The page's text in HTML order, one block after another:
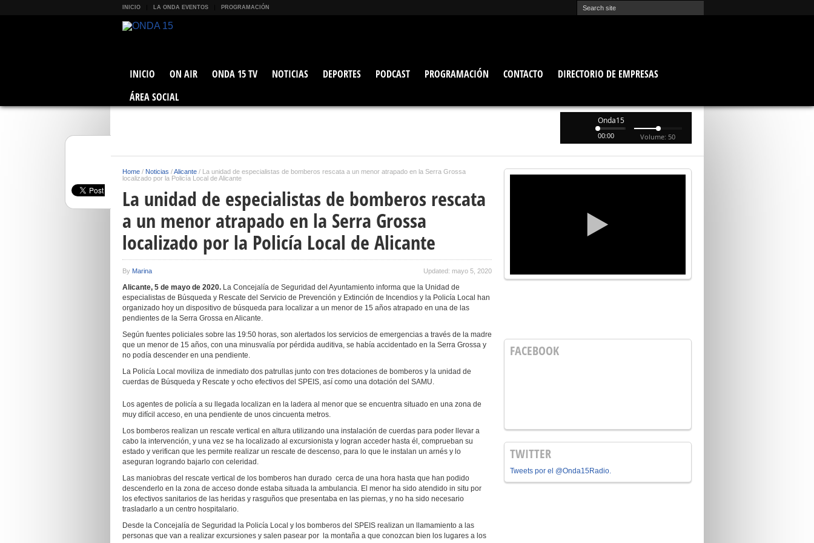
INICIO LA ONDA EVENTOS PROGRAMACIÓN
INICIO ON AIR ONDA 15 TV NOTICIAS DEPORTES PODCAST PROGRAMACIÓN CONTACTO
DIRECTORIO DE EMPRESAS
ÁREA SOCIAL
Onda15
00:00 Volume: 50
Home / Noticias /Alicante / La unidad de especialistas de bomberos rescata a un menor atrapado en la Serra Grossa
localizado por la Policía Local de Alicante
La unidad de especialistas de bomberos rescata
a un menor atrapado en la Serra Grossa
localizado por la Policía Local de Alicante
By Marina Updated: mayo 5, 2020
Alicante, 5 de mayo de 2020. La Concejalía de Seguridad del Ayuntamiento informa que la Unidad de
especialistas de Búsqueda y Rescate del Servicio de Prevención y Extinción de Incendios y la Policía Local han
organizado hoy un dispositivo de búsqueda para localizar a un menor de 15 años atrapado en una de las
pendientes de la Serra Grossa en Alicante.
Según fuentes policiales sobre las 19:50 horas, son alertados los servicios de emergencias a través de la madre
que un menor de 15 años, con una minusvalía por pérdida auditiva, se había accidentado en la Serra Grossa y
no podía descender en una pendiente.
La Policía Local moviliza de inmediato dos patrullas junto con tres dotaciones de bomberos y la unidad de
cuerdas de Búsqueda y Rescate y ocho efectivos del SPEIS, así como una dotación del SAMU.
Los agentes de policía a su llegada localizan en la ladera al menor que se encuentra situado en una zona de
muy difícil acceso, en una pendiente de unos cincuenta metros.
Los bomberos realizan un rescate vertical en altura utilizando una instalación de cuerdas para poder llevar a
cabo la intervención, y una vez se ha localizado al excursionista y logran acceder hasta él, comprueban su
estado y verifican que les permite realizar un rescate de descenso, para lo que le instalan un arnés y lo
aseguran logrando bajarlo con celeridad.
Las maniobras del rescate vertical de los bomberos han durado cerca de una hora hasta que han podido
descenderlo en la zona de acceso donde estaba situada la ambulancia. El menor ha sido atendido in situ por
los efectivos sanitarios de las heridas y rasguños que presentaba en las piernas, y no ha sido necesario
trasladarlo a un centro hospitalario.
Desde la Concejalía de Seguridad la Policía Local y los bomberos del SPEIS realizan un llamamiento a las
personas que van a realizar excursiones y salen pasear por la montaña a que conozcan bien los lugares a los
FACEBOOK
TWITTER
Tweets por el @Onda15Radio.